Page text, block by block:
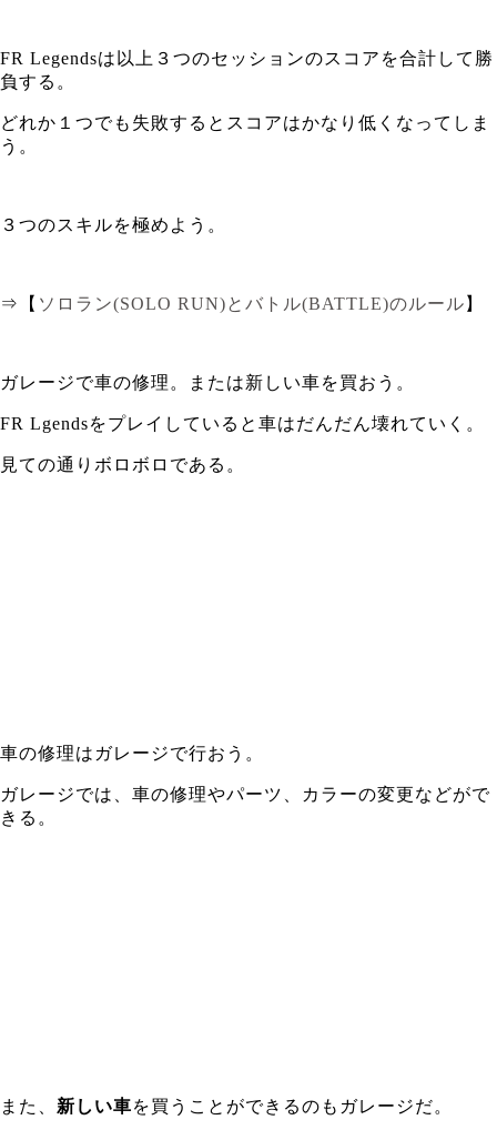
FR Legendsは以上３つのセッションのスコアを合計して勝
負する。
どれか１つでも失敗するとスコアはかなり低くなってしま
う。
３つのスキルを極めよう。
⇒【 ソロラン(SOLO RUN)とバトル(BATTLE)のルール 】
ガレージで車の修理。または新しい車を買おう。
FR Lgendsをプレイしていると車はだんだん壊れていく。
見ての通りボロボロである。
車の修理はガレージで行おう。
ガレージでは、車の修理やパーツ、カラーの変更などがで
きる。
また、 新しい車を買うことができるのもガレージだ。